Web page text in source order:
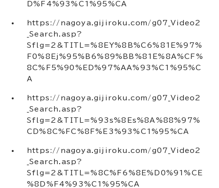
D%F4%93%C1%95%CA
https://nagoya.gijiroku.com/g07_Video2
_Search.asp?
Sflg=2&TITL=%8EY%8B%C6%81E%97%
F0%8Ej%95%B6%89%BB%81E%8A%CF%
8C%F5%90%ED%97%AA%93%C1%95%C
A
https://nagoya.gijiroku.com/g07_Video2
_Search.asp?
Sflg=2&TITL=%93s%8Es%8A%88%97%
CD%8C%FC%8F%E3%93%C1%95%CA
https://nagoya.gijiroku.com/g07_Video2
_Search.asp?
Sflg=2&TITL=%8C%F6%8E%D0%91%CE
%8D%F4%93%C1%95%CA